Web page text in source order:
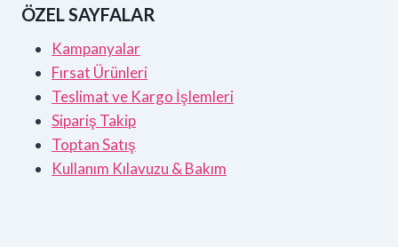
ÖZEL SAYFALAR
Kampanyalar
Fırsat Ürünleri
Teslimat ve Kargo İşlemleri
Sipariş Takip
Toptan Satış
Kullanım Kılavuzu & Bakım